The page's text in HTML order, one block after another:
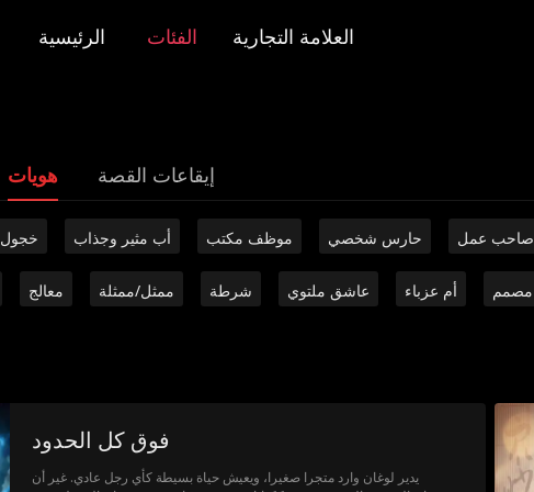
الرئيسية الفئات العلامة التجارية
هويات إيقاعات القصة
خجول أب مثير وجذاب موظف مكتب حارس شخصي صاحب عمل
معالج ممثل/ممثلة شرطة عاشق ملتوي أم عزباء مصمم
فوق كل الحدود
يدير لوغان وارد متجرا صغيرا، ويعيش حياة بسيطة كأي رجل عادي. غير أن